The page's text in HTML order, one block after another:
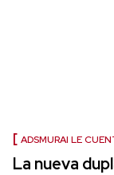
ADSMURAI LE
La nueva